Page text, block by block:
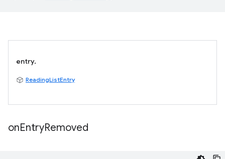
entry.
ReadingListEntry
onEntryRemoved